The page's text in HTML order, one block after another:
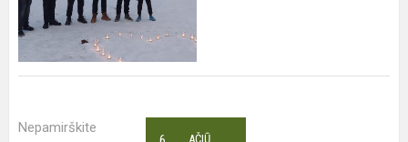
Nepamirškite
AČIŪ